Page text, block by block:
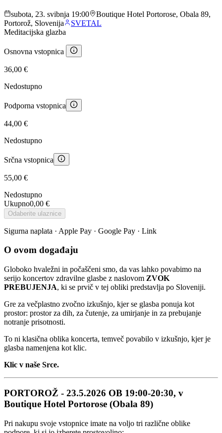
subota, 23. svibnja 19:00
Boutique Hotel Portorose, Obala 89,
Portorož, Slovenija
SVETAL
Meditacijska glazba
Osnovna vstopnica
36,00 €
Nedostupno
Podporna vstopnica
44,00 €
Nedostupno
Srčna vstopnica
55,00 €
Nedostupno
Ukupno0,00 €
Odaberite ulaznice
Sigurna naplata · Apple Pay · Google Pay · Link
O ovom događaju
Globoko hvaležni in počaščeni smo, da vas lahko povabimo na
serijo koncertov zdravilne glasbe z naslovom ZVOK
PREBUJENJA, ki se prvič v tej obliki predstavlja po Sloveniji.
Gre za večplastno zvočno izkušnjo, kjer se glasba ponuja kot
prostor: prostor za dih, za čutenje, za umirjanje in za prebujanje
notranje prisotnosti.
To ni klasična oblika koncerta, temveč povabilo v izkušnjo, kjer je
glasba namenjena kot klic.
Klic v naše Srce.
PORTOROŽ - 23.5.2026 OB 19:00-20:30, v
Boutique Hotel Portorose (Obala 89)
Pri nakupu svoje vstopnice imate na voljo tri različne oblike